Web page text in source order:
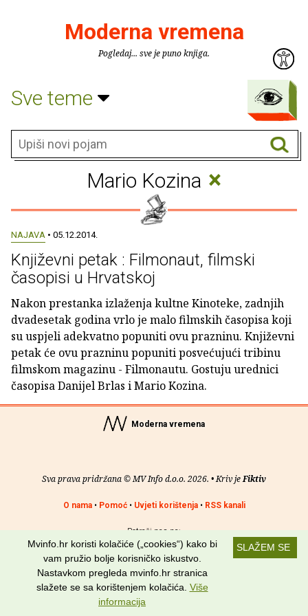
Moderna vremena
Pogledaj... sve je puno knjiga.
Sve teme
Mario Kozina ×
NAJAVA • 05.12.2014.
Književni petak : Filmonaut, filmski
časopisi u Hrvatskoj
Nakon prestanka izlaženja kultne Kinoteke, zadnjih
dvadesetak godina vrlo je malo filmskih časopisa koji
su uspjeli adekvatno popuniti ovu prazninu. Književni
petak će ovu prazninu popuniti posvećujući tribinu
filmskom magazinu - Filmonautu. Gostuju urednici
časopisa Danijel Brlas i Mario Kozina.
Moderna vremena
Sva prava pridržana © MV Info d.o.o. 2026. • Kriv jeFiktiv
O nama• Pomoć• Uvjeti korištenja• RSS kanali
Potraži nas na:
SLAŽEM SE
Mvinfo.hr koristi kolačiće („cookies“) kako bi
vam pružio bolje korisničko iskustvo.
Nastavkom pregleda mvinfo.hr stranica
slažete se sa korištenjem kolačića. Više
informacija